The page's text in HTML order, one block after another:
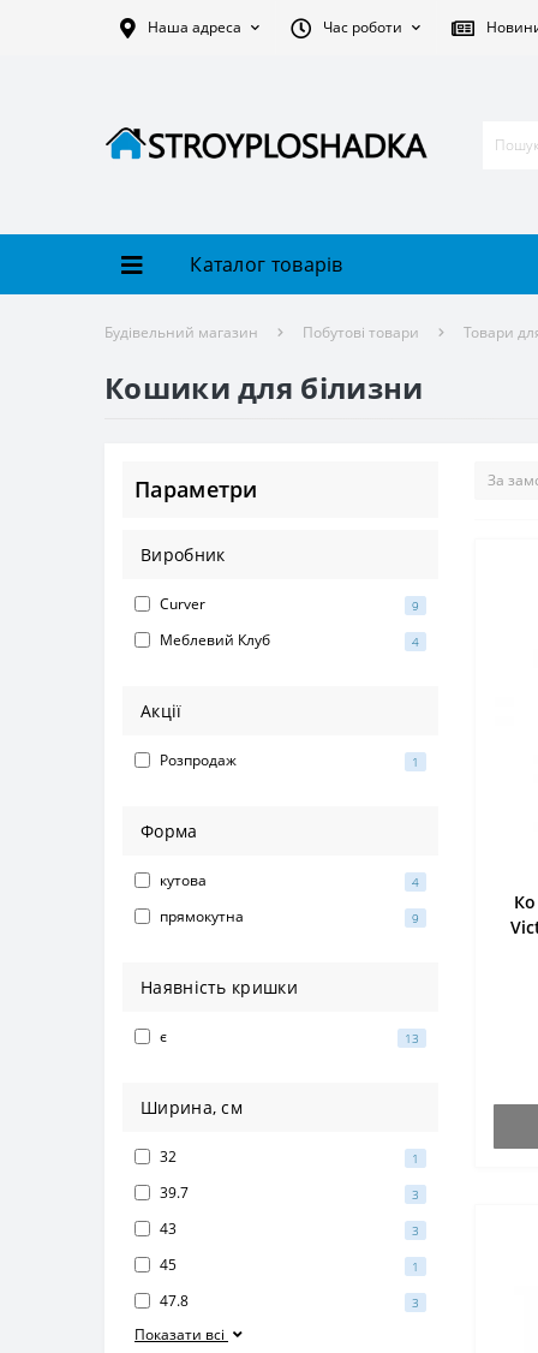
Наша адреса Час роботи
Каталог товарів
Будівельний магазин Побутові товари Товари
Кошики для білизни
Параметри
Виробник
Curver 9
Меблевий Клуб 4
Акції
Розпродаж 1
Форма
кутова 4
прямокутна 9
Наявність кришки
є 13
Ширина, см
32 1
39.7 3
43 3
45 1
47.8 3
Показати всі